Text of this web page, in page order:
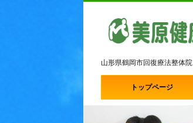
山形県鶴岡市回復療法整体院
トップページ